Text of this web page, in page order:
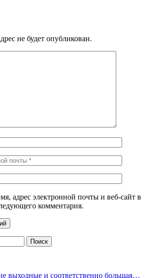
не будет опубликован.
адрес электронной почты и веб-сайт в
комментария.
выходные и соответственно большая…